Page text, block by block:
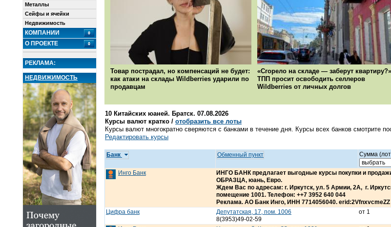
Металлы
Сейфы и ячейки
Недвижимость
КОМПАНИИ
О ПРОЕКТЕ
РЕКЛАМА:
НЕДВИЖИМОСТЬ
Товар пострадал, но компенсаций не будет:
как атаки на склады Wildberries ударили по
продавцам
«Сгорело на складе — заберут
ТПП просит освободить селлеров
Wildberries от личных долгов
10 Китайских юаней. Братск. 07.08.2026
Курсы валют кратко / отобразить все лоты
Курсы валют многократно сверяются с банками в течение дня. Курсы всех банков смотрите
Редактировать курсы
Банк Обменный пункт Сумма
Инго Банк
ИНГО БАНК предлагает выгодные курсы покупки и
ОБРАЗЦА, юань, Евро.
Ждем Вас по адресам: г. Иркутск, ул. 5 Армии, 2А, г.
помещение 1001. Телефон: ++7 3952 640 044
Реклама. АО Банк Инго, ИНН 7714056040. erid:2VfnxvcmeZZ
Цифра банк
Депутатская, 17, пом. 1006
8(3953)49-02-59
от 1